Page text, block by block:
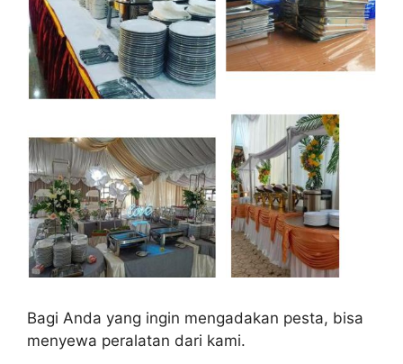
Bagi Anda yang ingin mengadakan pesta, bisa
menyewa peralatan dari kami.